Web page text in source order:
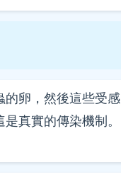
的卵，然後這些受感
真實的傳染機制。